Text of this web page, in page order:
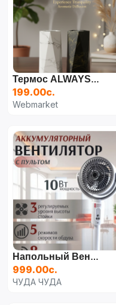
Термос ALWAYS VACUUM, 1 Л
199.00с.
Webmarket
Напольный Вентилятор Evolution AirLeaf AL-306R
999.00с.
ЧУДА ЧУДА